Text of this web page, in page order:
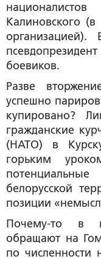
Калиновского (в
боевиков.
Разве
успешно
купировано?
гражданские
(НАТО) в
горьким
белорусской
позиции
Почему-то в
обращают на
по численности